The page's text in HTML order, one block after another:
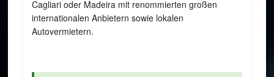
Cagliari oder Madeira mit renommierten großen
internationalen Anbietern sowie lokalen
Autovermietern.